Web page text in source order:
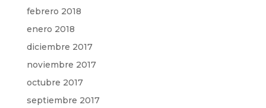
febrero 2018
enero 2018
diciembre 2017
noviembre 2017
octubre 2017
septiembre 2017